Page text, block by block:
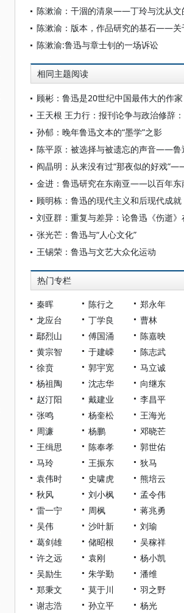
陈漱渝:鲁迅与章士钊的一场诉讼
相同主题阅读
顾彬：鲁迅是20世纪中国最伟大的作家
孙郁：晚年鲁迅文本的“墨学”之影
顾明栋：鲁迅的现代主义和后现代成就
张光芒：鲁迅与“人心文化”
王锡荣：鲁迅与文艺大众化运动
热门专栏
秦晖 陈行之
郑永年
龙应台
丁学良
曹林
鄢烈山
傅国涌
陈嘉映
黄宗智
于建嵘
陈志武
徐贲
郭宇宽
马立诚
杨祖陶
沈志华
向继东
赵汀阳
戴建业
李昌平
张鸣
杨奎松
王海光
周濂
杨鹏
邓晓芒
王缉思
陈奉孝
郭世佑
马玲
王振东
狄马
袁伟时
史啸虎
熊培云
秋风
刘小枫
孟令伟
雷一宁
周枫
蒋兆勇
吴伟
沙叶新
刘瑜
葛剑雄
储昭根
吴稼祥
许之远
袁刚
杨小凯
吴励生
朱学勤
潘维
郑秉文
莫于川
羽之野
谢志浩
孙立平 杨光